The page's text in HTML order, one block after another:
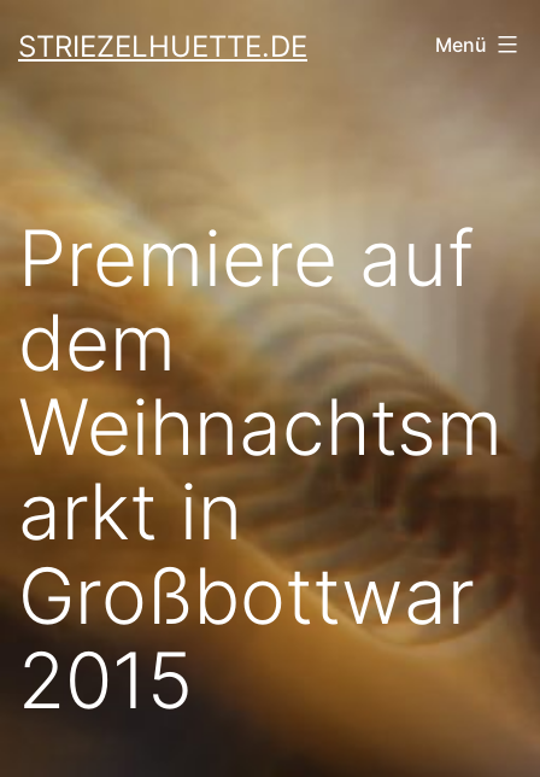
Inhalt
STRIEZELHUETTE.DE Menü
Premiere auf
dem
Weihnachtsm
arkt in
Großbottwar
2015